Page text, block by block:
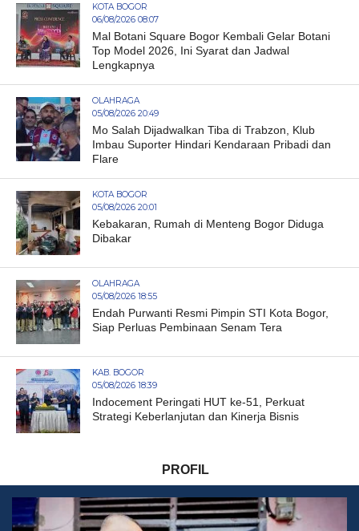
KOTA BOGOR
06/08/2026 08:07
Mal Botani Square Bogor Kembali Gelar Botani
Top Model 2026, Ini Syarat dan Jadwal
Lengkapnya
OLAHRAGA
05/08/2026 20:49
Mo Salah Dijadwalkan Tiba di Trabzon, Klub
Imbau Suporter Hindari Kendaraan Pribadi dan
Flare
KOTA BOGOR
05/08/2026 20:01
Kebakaran, Rumah di Menteng Bogor Diduga
Dibakar
OLAHRAGA
05/08/2026 18:55
Endah Purwanti Resmi Pimpin STI Kota Bogor,
Siap Perluas Pembinaan Senam Tera
KAB. BOGOR
05/08/2026 18:39
Indocement Peringati HUT ke-51, Perkuat
Strategi Keberlanjutan dan Kinerja Bisnis
PROFIL